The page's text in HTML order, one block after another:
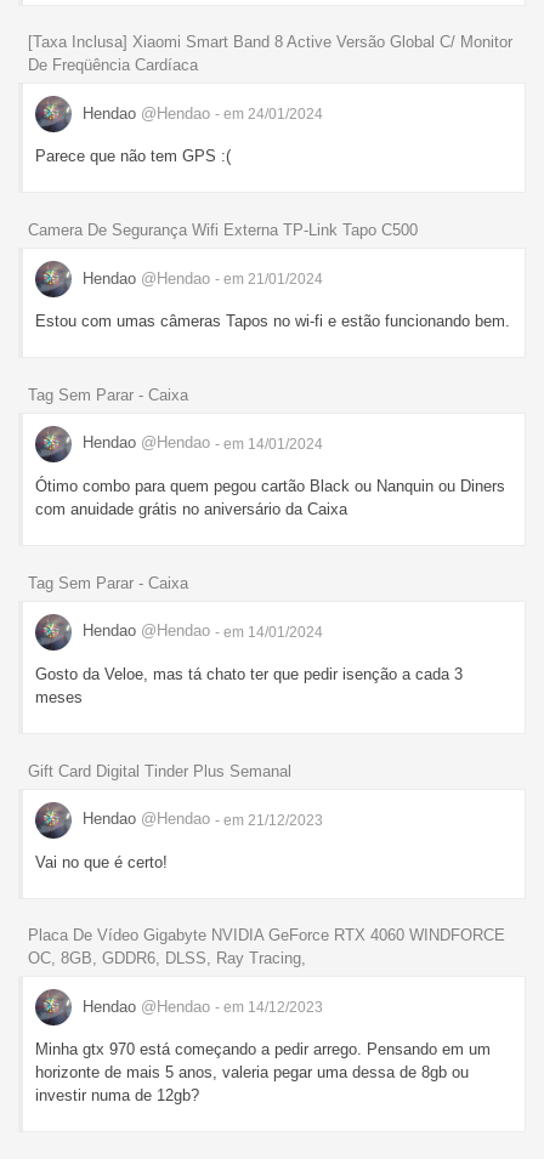
[Taxa Inclusa] Xiaomi Smart Band 8 Active Versão Global C/ Monitor
De Freqüência Cardíaca
Hendao @Hendao - em 24/01/2024
Parece que não tem GPS :(
Camera De Segurança Wifi Externa TP-Link Tapo C500
Hendao @Hendao - em 21/01/2024
Estou com umas câmeras Tapos no wi-fi e estão funcionando bem.
Tag Sem Parar - Caixa
Hendao @Hendao - em 14/01/2024
Ótimo combo para quem pegou cartão Black ou Nanquin ou Diners
com anuidade grátis no aniversário da Caixa
Tag Sem Parar - Caixa
Hendao @Hendao - em 14/01/2024
Gosto da Veloe, mas tá chato ter que pedir isenção a cada 3
meses
Gift Card Digital Tinder Plus Semanal
Hendao @Hendao - em 21/12/2023
Vai no que é certo!
Placa De Vídeo Gigabyte NVIDIA GeForce RTX 4060 WINDFORCE
OC, 8GB, GDDR6, DLSS, Ray Tracing,
Hendao @Hendao - em 14/12/2023
Minha gtx 970 está começando a pedir arrego. Pensando em um
horizonte de mais 5 anos, valeria pegar uma dessa de 8gb ou
investir numa de 12gb?